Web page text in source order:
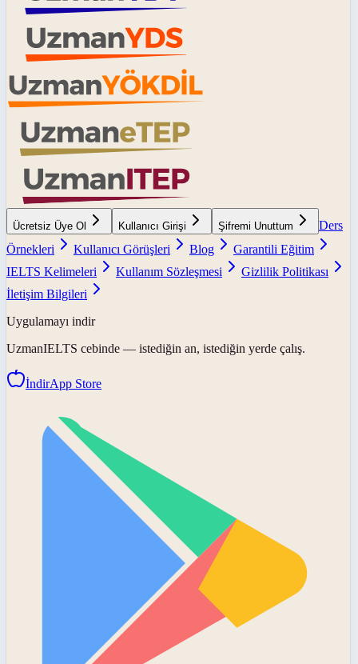
Ücretsiz Üye Ol Kullanıcı Girişi Şifremi Unuttum
Ders
Örnekleri
Kullanıcı Görüşleri Blog
Garantili Eğitim
IELTS Kelimeleri
Kullanım Sözleşmesi
Gizlilik Politikası
İletişim Bilgileri
Uygulamayı indir
UzmanIELTS cebinde — istediğin an, istediğin yerde çalış.
İndirApp Store